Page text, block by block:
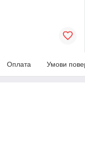
Оплата Умови